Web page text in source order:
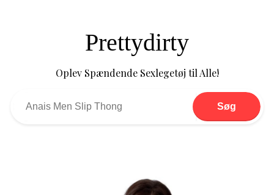
Prettydirty
Oplev Spændende Sexlegetøj til Alle!
Søg